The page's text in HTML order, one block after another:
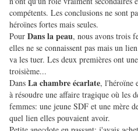
compétents. Les conclusions ne sont
héroïnes fortes mais seules.
Pour Dans la peau, nous avons trois
elles ne se connaissent pas mais un
va les tuer. Les deux premières ont
troisième...
Dans La chambre écarlate, l'héroïne
à résoudre une affaire tragique où les
femmes: une jeune SDF et une mère
quel lien elles pouvaient avoir.